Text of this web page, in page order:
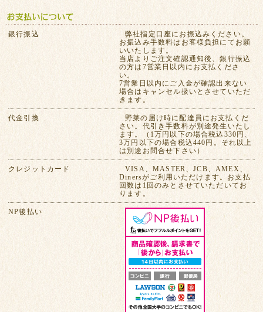
銀行振込
弊社指定口座にお振込みください。
お振込み手数料はお客様負担にてお願
いいたします。
当店よりご注文確認通知後、銀行振込
の方は7営業日以内にお支払くださ
い。
7営業日以内にご入金が確認出来ない
場合はキャンセル扱いとさせていただ
きます。
代金引換
野菜の届け時に配達員にお支払くだ
さい。代引き手数料が別途発生いたし
ます。（1万円以下の場合税込330円、
3万円以下の場合税込440円。それ以上
は別途お問合せ下さい）
クレジットカード
VISA、MASTER、JCB、AMEX、
Dinersがご利用いただけます。お支払
回数は1回のみとさせていただいてお
ります。
NP後払い